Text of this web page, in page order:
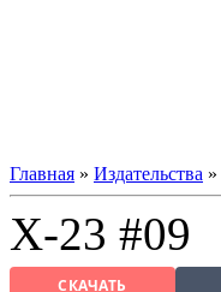
Главная » Издательства »
X-23 #09
СКАЧАТЬ